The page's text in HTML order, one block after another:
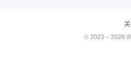
© 2023 – 2026